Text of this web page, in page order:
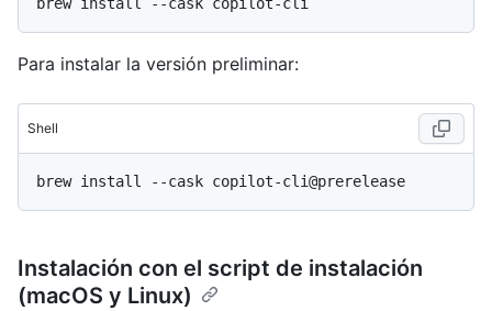
Para instalar la versión preliminar:
Shell
Instalación con el script de instalación
(macOS y Linux)